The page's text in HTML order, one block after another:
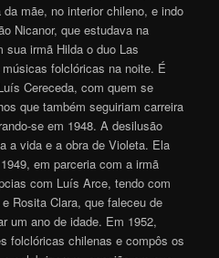
mãe, no interior chileno, e indo
Nicanor, que estudava na
sua irmã Hilda o duo Las
folclóricas na noite. É
Cereceda, com quem se
que também seguiriam carreira
se em 1948. A desilusão
a vida e a obra de Violeta. Ela
em parceria com a irmã
com Luís Arce, tendo com
Rosita Clara, que faleceu de
um ano de idade. Em 1952,
folclóricas chilenas e compôs os